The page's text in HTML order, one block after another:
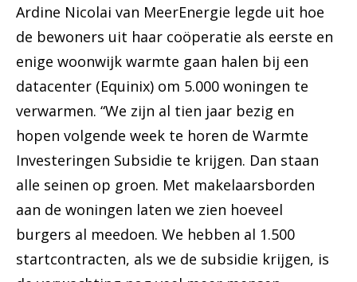
Ardine Nicolai van MeerEnergie legde uit hoe
de bewoners uit haar coöperatie als eerste en
enige woonwijk warmte gaan halen bij een
datacenter (Equinix) om 5.000 woningen te
verwarmen. “We zijn al tien jaar bezig en
hopen volgende week te horen de Warmte
Investeringen Subsidie te krijgen. Dan staan
alle seinen op groen. Met makelaarsborden
aan de woningen laten we zien hoeveel
burgers al meedoen. We hebben al 1.500
startcontracten, als we de subsidie krijgen, is